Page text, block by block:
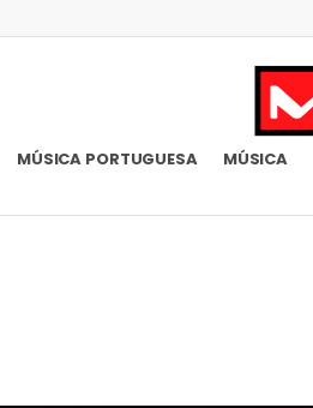
MÚSICA PORTUGUESA MÚSICA